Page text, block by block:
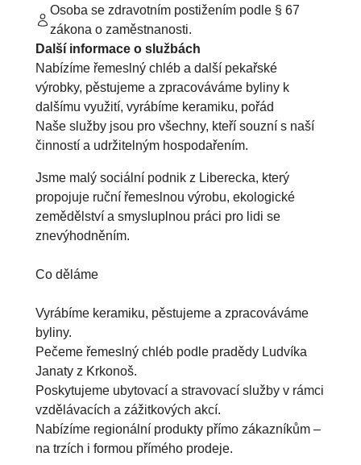
Jsme malý sociální podnik z Liberecka, který
propojuje ruční řemeslnou výrobu, ekologické
zemědělství a smysluplnou práci pro lidi se
znevýhodněním.
Co děláme
Vyrábíme keramiku, pěstujeme a zpracováváme
byliny.
Pečeme řemeslný chléb podle pradědy Ludvíka
Janaty z Krkonoš.
Poskytujeme ubytovací a stravovací služby v rámci
vzdělávacích a zážitkových akcí.
Nabízíme regionální produkty přímo zákazníkům –
na trzích i formou přímého prodeje.
Osoba se zdravotním postižením podle § 67
zákona o zaměstnanosti.
Další informace o službách
Nabízíme řemeslný chléb a další pekařské
výrobky, pěstujeme a zpracováváme byliny k
dalšímu využití, vyrábíme keramiku, pořád
Naše služby jsou pro všechny, kteří souzní s naší
činností a udržitelným hospodařením.